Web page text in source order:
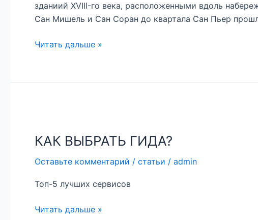
зданиий ХVIII-го века, расположенными вдоль
Сан Мишель и Сан Соран до квартала Сан Пьер
5*.
парадокс»
Читать дальше »
КАК ВЫБРАТЬ ГИДА?
Оставьте комментарий / статьи / admin
Топ-5 лучших сервисов
ГИДА?
Читать дальше »